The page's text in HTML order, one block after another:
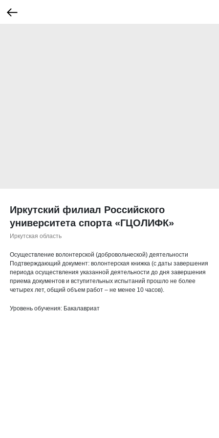
Иркутский филиал Российского
университета спорта «ГЦОЛИФК»
Иркутская область
Осуществление волонтерской (добровольческой) деятельности
Подтверждающий документ: волонтерская книжка (с даты завершения
периода осуществления указанной деятельности до дня завершения
приема документов и вступительных испытаний прошло не более
четырех лет, общий объем работ – не менее 10 часов).
Уровень обучения: Бакалавриат